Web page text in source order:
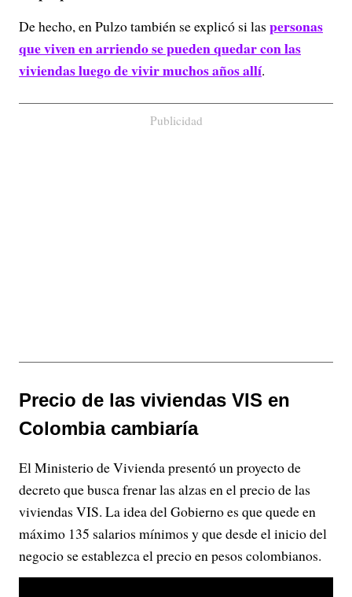
De hecho, en Pulzo también se explicó si las personas
que viven en arriendo se pueden quedar con las
viviendas luego de vivir muchos años allí.
Publicidad
Precio de las viviendas VIS en
Colombia cambiaría
El Ministerio de Vivienda presentó un proyecto de
decreto que busca frenar las alzas en el precio de las
viviendas VIS. La idea del Gobierno es que quede en
máximo 135 salarios mínimos y que desde el inicio del
negocio se establezca el precio en pesos colombianos.